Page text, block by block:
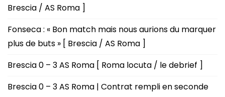
Brescia / AS Roma ]
Fonseca : « Bon match mais nous aurions du marquer
plus de buts » [ Brescia / AS Roma ]
Brescia 0 – 3 AS Roma [ Roma locuta / le debrief ]
Brescia 0 – 3 AS Roma | Contrat rempli en seconde